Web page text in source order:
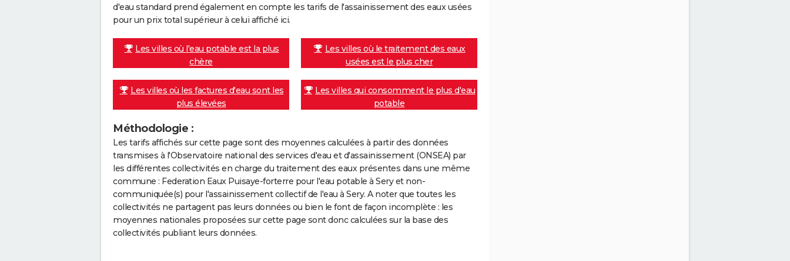
d'eau standard prend également en compte les tarifs de l'assainissement des eaux usées
pour un prix total supérieur à celui affiché ici.
Les villes où l'eau potable est la plus
chère
Les villes où le traitement des eaux
usées est le plus cher
Les villes où les factures d'eau sont les
plus élevées
Les villes qui consomment le plus d'eau
potable
Méthodologie :
Les tarifs affichés sur cette page sont des moyennes calculées à partir des données
transmises à l'Observatoire national des services d'eau et d'assainissement (ONSEA) par
les différentes collectivités en charge du traitement des eaux présentes dans une même
commune : Federation Eaux Puisaye-forterre pour l'eau potable à Sery et non-
communiquée(s) pour l'assainissement collectif de l'eau à Sery. A noter que toutes les
collectivités ne partagent pas leurs données ou bien le font de façon incomplète : les
moyennes nationales proposées sur cette page sont donc calculées sur la base des
collectivités publiant leurs données.